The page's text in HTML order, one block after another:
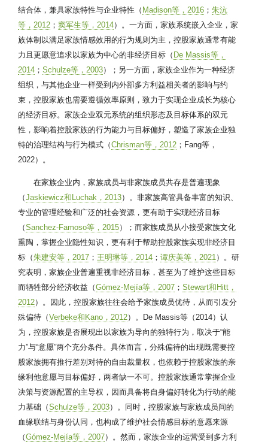
结合体，兼具家族特性与企业特性（ Madison等，2016 ；朱沆
等，2012 ；窦军生等，2014）。一方面，家族系统嵌入企业，家
族体制以满足家族情感效用的行为规则为主，控股家族通常有能
力且更愿意追求以家族为中心的非经济目标（ De Massis等，
2014 ；Schulze等，2003）；另一方面，家族企业作为一种经济
组织，与其他企业一样受到内外部多方利益相关者的影响与约
束，控股家族也需要遵循效率原则，致力于实现企业成长为核心
的经济目标。家族企业双元系统的组织形态及目标体系的双元
性，影响着控股家族的行为能力与目标偏好，塑造了家族企业独
特的治理结构与行为模式（Chrisman等，2012 ；Fang等，
2022）。
在家族企业内，家族成员与非家族成员共存是普遍现象
（Jaskiewicz和Luchak，2013）。非家族高管具备丰富的知识、
专业的管理经验和广泛的社会资源，更有助于实现经济目标
（Sanchez-Famoso等，2015）；而家族成员从小接受家族文化
熏陶，掌握企业隐性知识，更有利于帮助控股家族实现非经济目
标（朱建安等，2017 ； 王明琳等，2014 ；谭庆美等，2021 ）。研
究表明，家族企业普遍重视非经济目标，甚至为了维护这些目标
而牺牲部分经济收益（Gómez-Mejía等，2007 ；Stewart和Hitt，
2012）。因此，控股家族往往会给予家族成员优待，从而引发分
殊偏待（Verbeke和Kano，2012）。De Massis等（2014）认
为，控股家族是否展现出以家族为导向的独特行为，取决于“能
力”与“意愿”两个充分条件。具体而言，分殊偏待的出现既需要控
股家族拥有推行差别对待的自由裁量权，也依赖于控股家族的亲
缘利他意愿与目标偏好，两者缺一不可。控股家族通常掌握企业
决策与资源配置的主导权，因而具备将自身偏好转化为行动的能
力基础（Schulze等，2003）。同时，控股家族与家族成员间的
血缘联结与身份认同，也构成了维护社会情感目标的意愿来源
（Gómez-Mejía等，2007）。然而，家族企业的运营受到多方利